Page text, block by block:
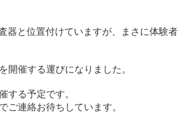
器と位置付けていますが、まさに体験者
開催する運びになりました。
する予定です。
連絡お待ちしています。